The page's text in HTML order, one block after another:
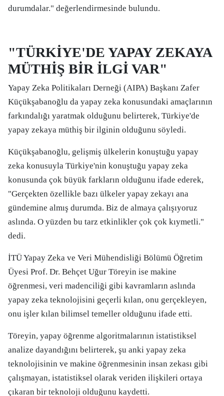
durumdalar." değerlendirmesinde bulundu.
"TÜRKİYE'DE YAPAY ZEKAYA
MÜTHİŞ BİR İLGİ VAR"
Yapay Zeka Politikaları Derneği (AIPA) Başkanı Zafer
Küçükşabanoğlu da yapay zeka konusundaki amaçlarının
farkındalığı yaratmak olduğunu belirterek, Türkiye'de
yapay zekaya müthiş bir ilginin olduğunu söyledi.
Küçükşabanoğlu, gelişmiş ülkelerin konuştuğu yapay
zeka konusuyla Türkiye'nin konuştuğu yapay zeka
konusunda çok büyük farkların olduğunu ifade ederek,
"Gerçekten özellikle bazı ülkeler yapay zekayı ana
gündemine almış durumda. Biz de almaya çalışıyoruz
aslında. O yüzden bu tarz etkinlikler çok çok kıymetli."
dedi.
İTÜ Yapay Zeka ve Veri Mühendisliği Bölümü Öğretim
Üyesi Prof. Dr. Behçet Uğur Töreyin ise makine
öğrenmesi, veri madenciliği gibi kavramların aslında
yapay zeka teknolojisini geçerli kılan, onu gerçekleyen,
onu işler kılan bilimsel temeller olduğunu ifade etti.
Töreyin, yapay öğrenme algoritmalarının istatistiksel
analize dayandığını belirterek, şu anki yapay zeka
teknolojisinin ve makine öğrenmesinin insan zekası gibi
çalışmayan, istatistiksel olarak veriden ilişkileri ortaya
çıkaran bir teknoloji olduğunu kaydetti.